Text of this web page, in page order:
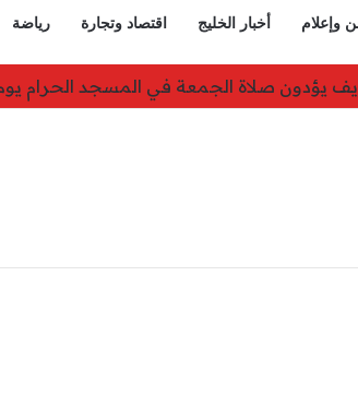
وإعلام أخبار الخليج اقتصاد وتجارة رياضة
نجران ويدعو لوقف التصعيد